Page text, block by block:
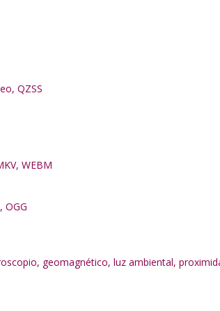
QZSS
WEBM
OGG
geomagnético, luz ambiental,